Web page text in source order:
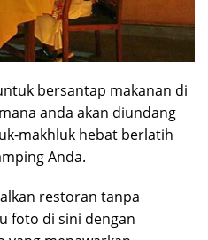
bersantap makanan di
anda akan diundang
makhluk hebat berlatih
Anda.
restoran tanpa
foto di sini dengan